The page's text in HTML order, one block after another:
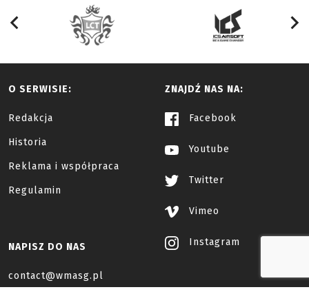
O SERWISIE:
Redakcja
Historia
Reklama i współpraca
Regulamin
ZNAJDŹ NAS NA:
Facebook
Youtube
Twitter
Vimeo
Instagram
NAPISZ DO NAS
contact@wmasg.pl